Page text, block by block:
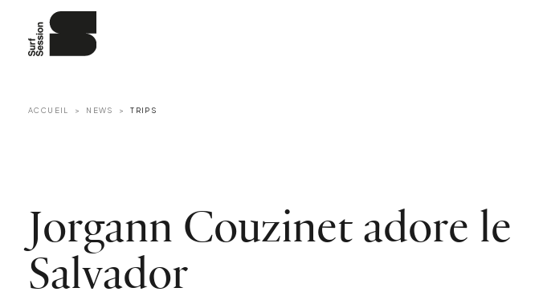
ACCUEIL NEWS TRIPS
Jorgann Couzinet adore le
Salvador